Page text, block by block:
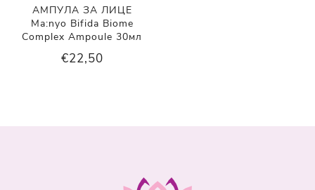
АМПУЛА ЗА ЛИЦЕ
Ma:nyo Bifida Biome
Complex Ampoule 30мл
€22,50